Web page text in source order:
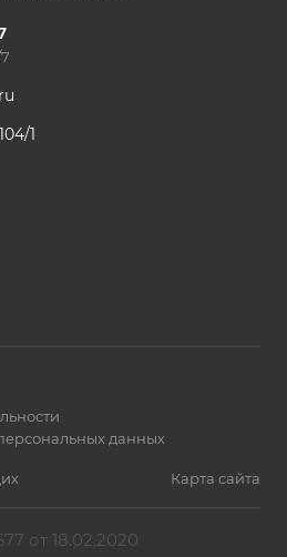
1
данных
Карта сайта
от 18.02.2020